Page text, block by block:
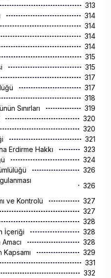
313
314
314
314
314
315
315
317
317
318
Sınırları
319
320
320
321
Erdirme Hakkı
323
324
326
326
ve Kontrolü
327
327
328
İçeriği
328
328
Kapsamı
329
331
332